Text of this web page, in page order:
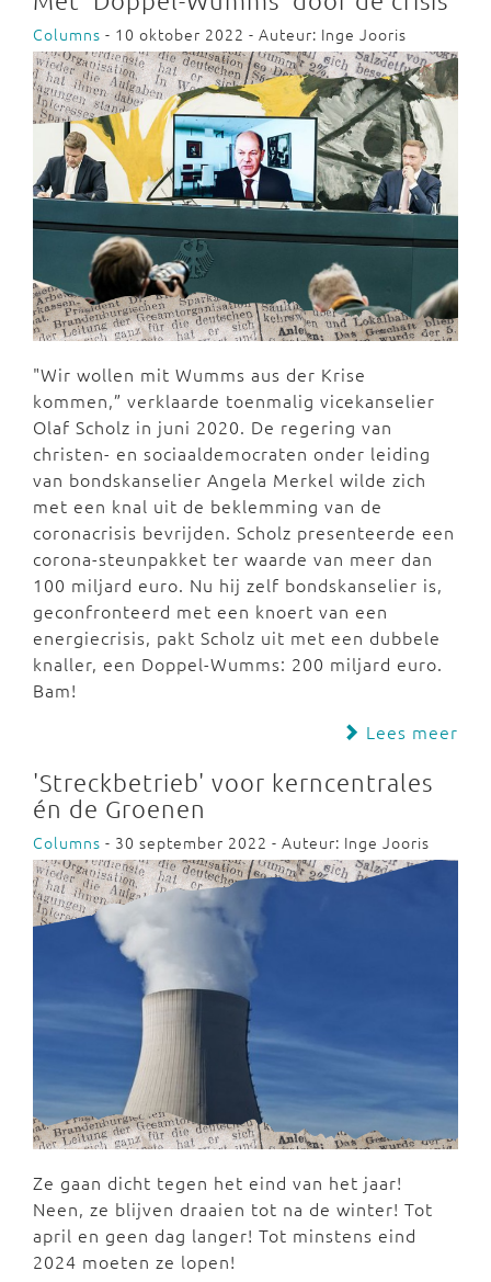
Columns - 10 oktober 2022 - Auteur: Inge Jooris
"Wir wollen mit Wumms aus der Krise
kommen,” verklaarde toenmalig vicekanselier
Olaf Scholz in juni 2020. De regering van
christen- en sociaaldemocraten onder leiding
van bondskanselier Angela Merkel wilde zich
met een knal uit de beklemming van de
coronacrisis bevrijden. Scholz presenteerde een
corona-steunpakket ter waarde van meer dan
100 miljard euro. Nu hij zelf bondskanselier is,
geconfronteerd met een knoert van een
energiecrisis, pakt Scholz uit met een dubbele
knaller, een Doppel-Wumms: 200 miljard euro.
Bam!
Lees meer
'Streckbetrieb' voor kerncentrales
én de Groenen
Columns - 30 september 2022 - Auteur: Inge Jooris
Ze gaan dicht tegen het eind van het jaar!
Neen, ze blijven draaien tot na de winter! Tot
april en geen dag langer! Tot minstens eind
2024 moeten ze lopen!